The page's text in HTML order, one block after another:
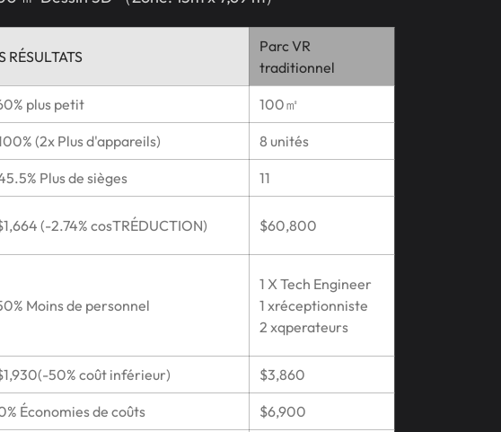
RÉSULTATS
Parc VR
traditionnel
plus petit 100㎡
(2x Plus d'appareils) 8 unités
Plus de sièges 11
(-2.74% cosTRÉDUCTION) $60,800
Moins de personnel
1 X Tech Engineer
1 xréceptionniste
2 xqperateurs
50% coût inférieur) $3,860
Économies de coûts $6,900